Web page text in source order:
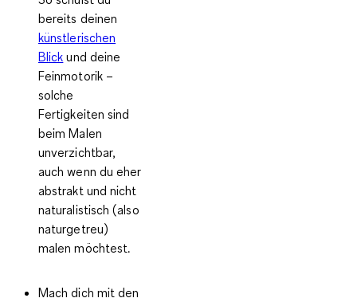
bereits deinen
künstlerischen
Blick und deine
Feinmotorik –
solche
Fertigkeiten sind
beim Malen
unverzichtbar,
auch wenn du eher
abstrakt und nicht
naturalistisch (also
naturgetreu)
malen möchtest.
Mach dich mit den